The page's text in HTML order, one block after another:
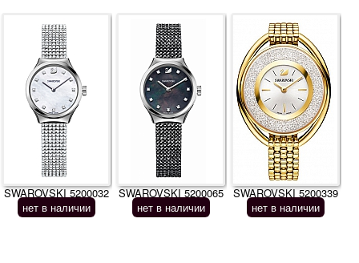
SWAROVSKI 5200032
нет в наличии
SWAROVSKI 5200065
нет в наличии
SWAROVSKI 5200339
нет в наличии